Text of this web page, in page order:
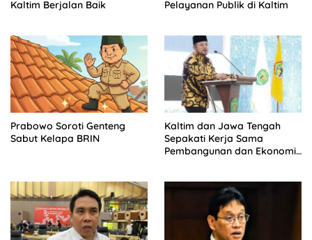
Kaltim Berjalan Baik Pelayanan Publik di Kaltim
Prabowo Soroti Genteng
Sabut Kelapa BRIN
Kaltim dan Jawa Tengah
Sepakati Kerja Sama
Pembangunan dan Ekonomi